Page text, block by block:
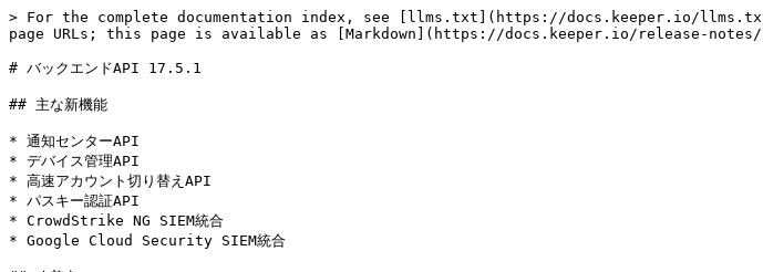
> For the complete documentation index, see [llms.txt](https://docs.keeper.io/
page URLs; this page is available as [Markdown](https://docs.keeper.io/release-notes/
# バックエンドAPI 17.5.1
## 主な新機能
* 通知センターAPI
* デバイス管理API
* 高速アカウント切り替えAPI
* パスキー認証API
* CrowdStrike NG SIEM統合
* Google Cloud Security SIEM統合